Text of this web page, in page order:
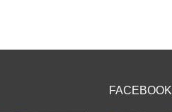
FACEBOOK